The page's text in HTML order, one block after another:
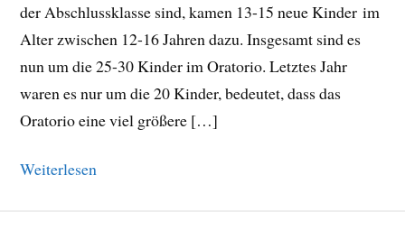
der Abschlussklasse sind, kamen 13-15 neue Kinder im
Alter zwischen 12-16 Jahren dazu. Insgesamt sind es
nun um die 25-30 Kinder im Oratorio. Letztes Jahr
waren es nur um die 20 Kinder, bedeutet, dass das
Oratorio eine viel größere […]
Weiterlesen